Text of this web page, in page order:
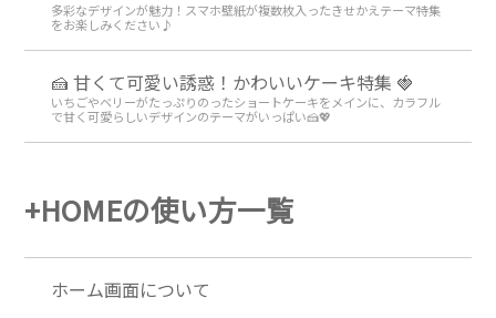
多彩なデザインが魅力！スマホ壁紙が複数枚入ったきせかえテーマ特集
をお楽しみください♪
🍰 甘くて可愛い誘惑！かわいいケーキ特集 🍓
いちごやベリーがたっぷりのったショートケーキをメインに、カラフル
で甘く可愛らしいデザインのテーマがいっぱい🍰💖
+HOMEの使い方一覧
ホーム画面について